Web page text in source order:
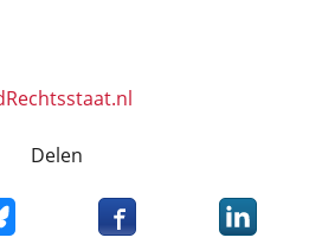
Delen
dit item op Bluesky
Deel dit item opDeel dit